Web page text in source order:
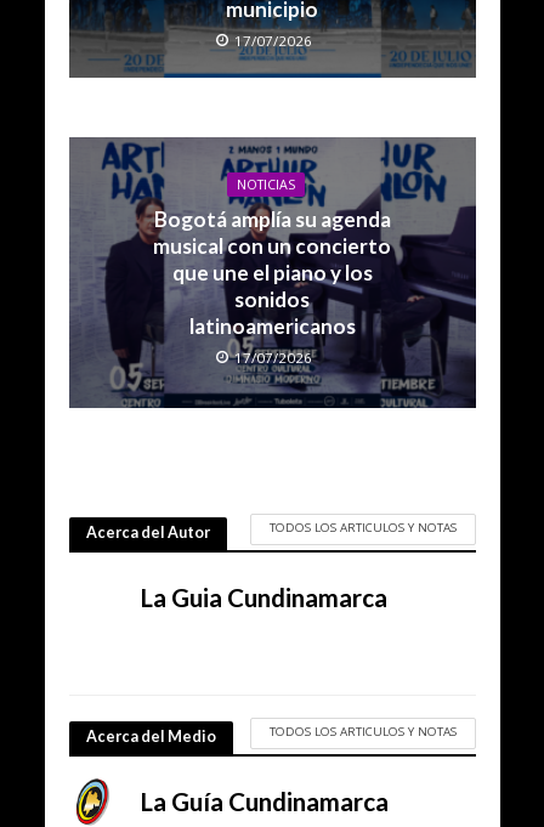
municipio
17/07/2026
NOTICIAS
Bogotá amplía su agenda
musical con un concierto
que une el piano y los
sonidos
latinoamericanos
17/07/2026
Acerca del Autor TODOS LOS ARTICULOS Y NOTAS
La Guia Cundinamarca
Acerca del Medio TODOS LOS ARTICULOS Y NOTAS
La Guía Cundinamarca